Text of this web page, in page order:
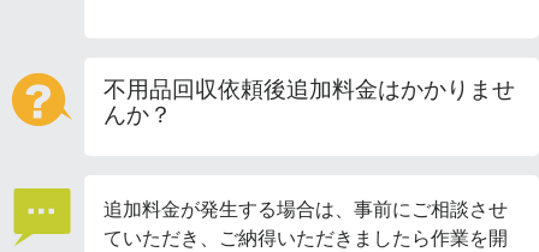
不用品回収依頼後追加料金はかかりませ
んか？
追加料金が発生する場合は、事前にご相談させ
ていただき、ご納得いただきましたら作業を開